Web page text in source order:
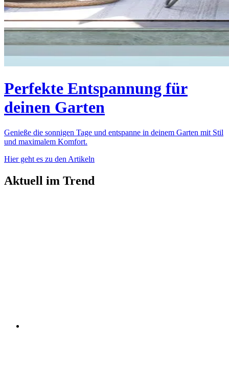
Perfekte Entspannung für
deinen Garten
Genieße die sonnigen Tage und entspanne in deinem Garten mit Stil
und maximalem Komfort.
Hier geht es zu den Artikeln
Aktuell im Trend